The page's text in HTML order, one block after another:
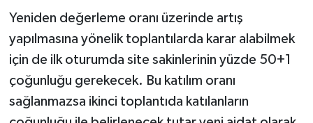
Yeniden değerleme oranı üzerinde artış
yapılmasına yönelik toplantılarda karar alabilmek
için de ilk oturumda site sakinlerinin yüzde 50+1
çoğunluğu gerekecek. Bu katılım oranı
sağlanmazsa ikinci toplantıda katılanların